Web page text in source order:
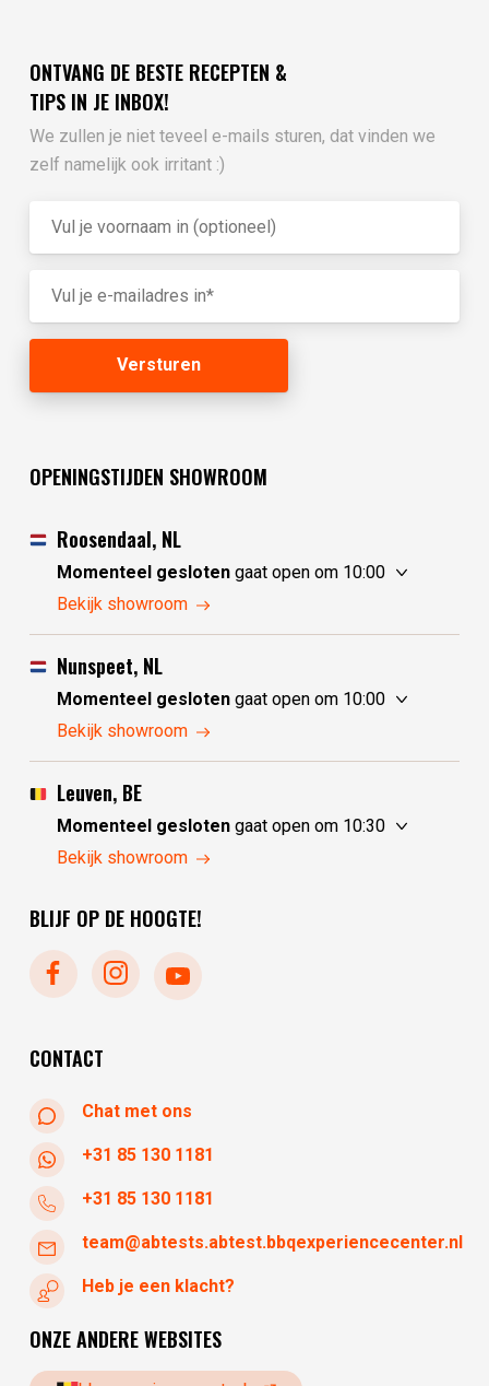
ONTVANG DE BESTE RECEPTEN &
TIPS IN JE INBOX!
We zullen je niet teveel e-mails sturen, dat vinden we
zelf namelijk ook irritant :)
OPENINGSTIJDEN SHOWROOM
Roosendaal, NL
Momenteel geslotengaat open om 10:00
zaterdag
zondag
10:00 - 17:30
maandag
dinsdag
gesloten
woensdag
Bekijk showroom
Nunspeet, NL
Momenteel geslotengaat open om 10:00
zaterdag
zondag
gesloten
maandag
dinsdag
10:00 - 17:30
woensdag
Bekijk showroom
Leuven, BE
Momenteel geslotengaat open om 10:30
zaterdag
maandag
woensdag
donderdag
Bekijk showroom
BLIJF OP DE HOOGTE!
CONTACT
Chat met ons
+31 85 130 1181
+31 85 130 1181
team@abtests.abtest.bbqexperiencecenter.nl
Heb je een klacht?
ONZE ANDERE WEBSITES